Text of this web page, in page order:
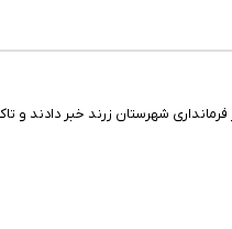
شهرستان زرند خبر دادند و